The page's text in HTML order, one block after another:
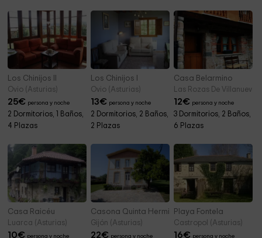
Los Chinijos II
Ovio (Asturias)
25€ persona y noche
2 Dormitorios, 1 Baños,
4 Plazas
Los Chinijos I
Ovio (Asturias)
13€ persona y noche
2 Dormitorios, 2 Baños,
2 Plazas
Casa Belarmino
Las Rozas De Villanueva
12€ persona y noche
3 Dormitorios, 2 Baños,
6 Plazas
Casa Raicéu
Luarca (Asturias)
10€ persona y noche
Casona Quinta Herminia
Gijón (Asturias)
22€ persona y noche
Playa Fontela
Castropol (Asturias)
16€ persona y noche